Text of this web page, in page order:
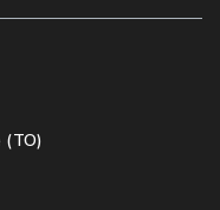
(TO)